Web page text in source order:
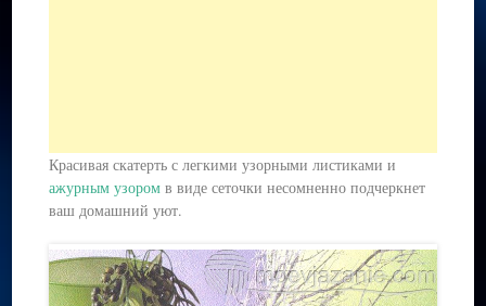
Красивая скатерть с легкими узорными листиками и
ажурным узором в виде сеточки несомненно подчеркнет
ваш домашний уют.